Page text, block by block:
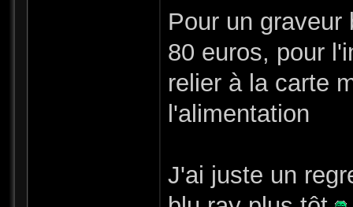
Pour un
80 euros, pour
relier à la carte
l'alimentation
J'ai juste un